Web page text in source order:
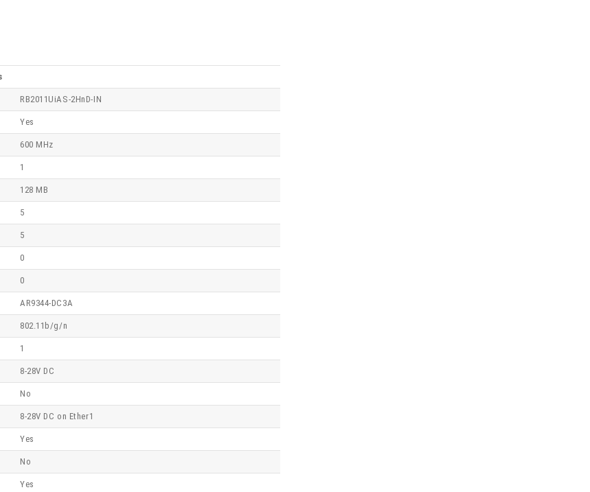
RB2011UiAS-2HnD-IN
Yes
600 MHz
1
128 MB
5
5
0
0
AR9344-DC3A
802.11b/g/n
1
8-28V DC
No
8-28V DC on Ether1
Yes
No
Yes